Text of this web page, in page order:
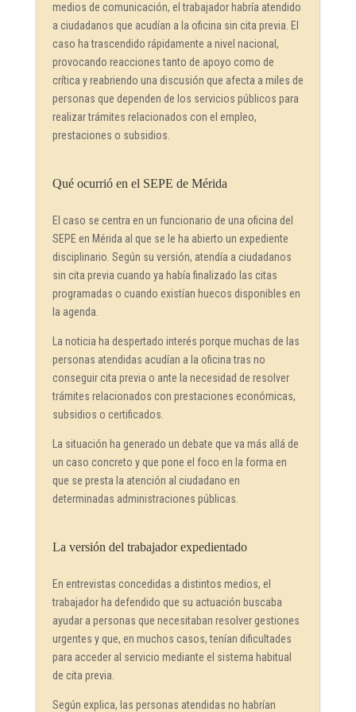
medios de comunicación, el trabajador habría atendido
a ciudadanos que acudían a la oficina sin cita previa. El
caso ha trascendido rápidamente a nivel nacional,
provocando reacciones tanto de apoyo como de
crítica y reabriendo una discusión que afecta a miles de
personas que dependen de los servicios públicos para
realizar trámites relacionados con el empleo,
prestaciones o subsidios.
Qué ocurrió en el SEPE de Mérida
El caso se centra en un funcionario de una oficina del
SEPE en Mérida al que se le ha abierto un expediente
disciplinario. Según su versión, atendía a ciudadanos
sin cita previa cuando ya había finalizado las citas
programadas o cuando existían huecos disponibles en
la agenda.
La noticia ha despertado interés porque muchas de las
personas atendidas acudían a la oficina tras no
conseguir cita previa o ante la necesidad de resolver
trámites relacionados con prestaciones económicas,
subsidios o certificados.
La situación ha generado un debate que va más allá de
un caso concreto y que pone el foco en la forma en
que se presta la atención al ciudadano en
determinadas administraciones públicas.
La versión del trabajador expedientado
En entrevistas concedidas a distintos medios, el
trabajador ha defendido que su actuación buscaba
ayudar a personas que necesitaban resolver gestiones
urgentes y que, en muchos casos, tenían dificultades
para acceder al servicio mediante el sistema habitual
de cita previa.
Según explica, las personas atendidas no habrían